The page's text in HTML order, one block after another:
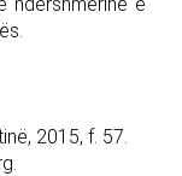
2015, f. 57.